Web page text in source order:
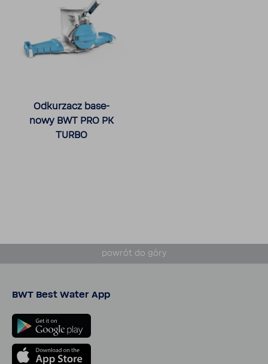
Odku­rzacz base­
nowy BWT PRO PK
TURBO
powrót do góry
BWT Best Water App